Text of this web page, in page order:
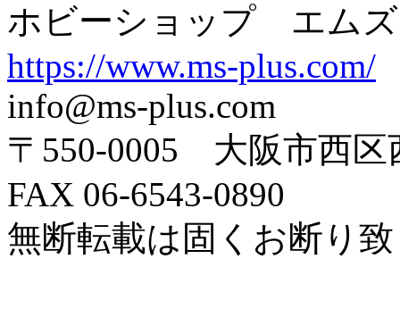
ホビーショップ エム
https://www.ms-plus.com/
info@ms-plus.com
〒550-0005 大阪市西
FAX 06-6543-0890
無断転載は固くお断り